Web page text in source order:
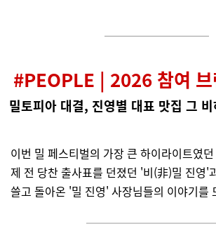
#PEOPLE | 2026 참여 브
밀토피아 대결, 진영별 대표 맛집 그
이번 밀 페스티벌의 가장 큰 하이라이트였
제 전 당찬 출사표를 던졌던 '비(非)밀 진영'
쓸고 돌아온 '밀 진영' 사장님들의 이야기를